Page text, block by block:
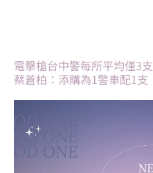
電擊槍台中警每所平均僅3支
蔡蒼柏：添購為1警車配1支